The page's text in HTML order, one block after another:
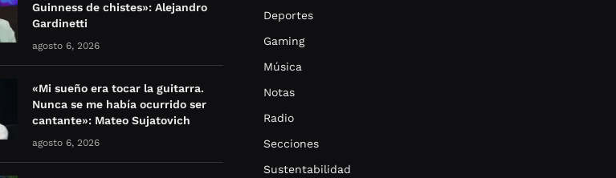
Guinness de chistes»: Alejandro
Gardinetti
agosto 6, 2026
«Mi sueño era tocar la guitarra.
Nunca se me había ocurrido ser
cantante»: Mateo Sujatovich
agosto 6, 2026
Deportes
Gaming
Música
Notas
Radio
Secciones
Sustentabilidad